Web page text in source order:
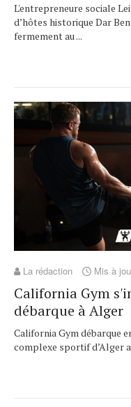
L'entrepreneure sociale
d’hôtes historique Dar
fermement au ...
La rédaction Mis à
California Gym
débarque à Alger
California Gym débarque
complexe sportif d’Alger